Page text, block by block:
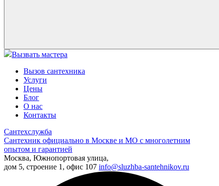
Вызвать мастера
Вызов сантехника
Услуги
Цены
Блог
О нас
Контакты
Сантехслужба
Сантехник официально в Москве и МО с многолетним
опытом и гарантией
Москва, Южнопортовая улица,
дом 5, строение 1, офис 107 info@sluzhba-santehnikov.ru